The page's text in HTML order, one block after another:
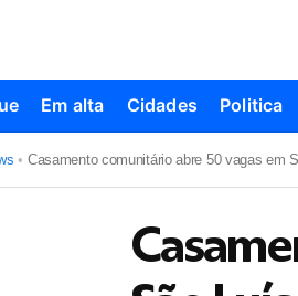
Em alta Cidades Politica
• Casamento comunitário abre 50 vagas em